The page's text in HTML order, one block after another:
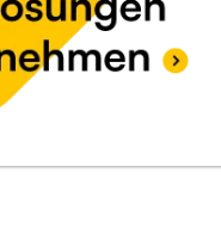
Wien 1 (Innere